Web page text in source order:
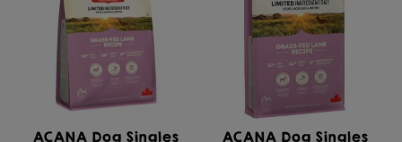
ACANA Dog Singles
ACANA Dog Singles